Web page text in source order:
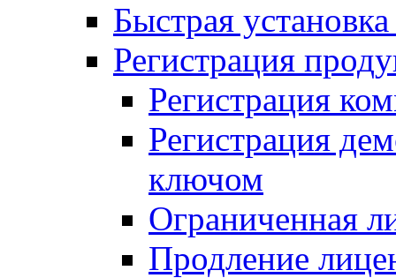
Быстрая
Регистрация
Регистрация
Регистрация
ключом
Ограниченная
Продление